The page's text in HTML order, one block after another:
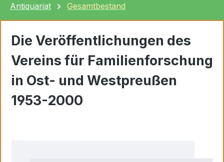
Antiquariat Gesamtbestand
Die Veröffentlichungen des
Vereins für Familienforschung
in Ost- und Westpreußen
1953-2000